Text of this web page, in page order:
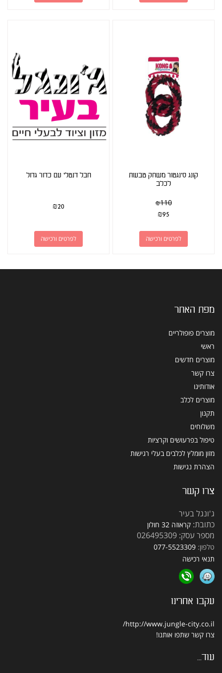
קונג סינגטור משחק טבעות
לכלב
₪110
₪95
לפרטים ורכישה
חבל דנטלי עם כדור גדול
₪20
לפרטים ורכישה
מפת האתר
מוצרים פופולריים
ראשי
מוצרים חדשים
צרו קשר
אודותינו
מוצרים לכלב
תקנון
משלוחים
טיפול בפרעושים וקרציות
מזון מומלץ לכלבים בעלי רגישות
הצהרת נגישות
צרו קשר
ג'ונגל בעיר
כתובת: קראוזה 32 חולון
מספר עסק: 026495309
טלפון: 077-5523309
תנאי רכישה
עקבו אחרינו
http://www.jungle-city.co.il/
צרו קשר שתפו אותנו!
עוד...